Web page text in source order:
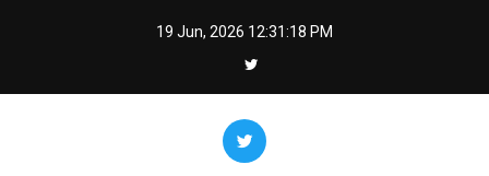
19 Jun, 2026 12:31:19 PM